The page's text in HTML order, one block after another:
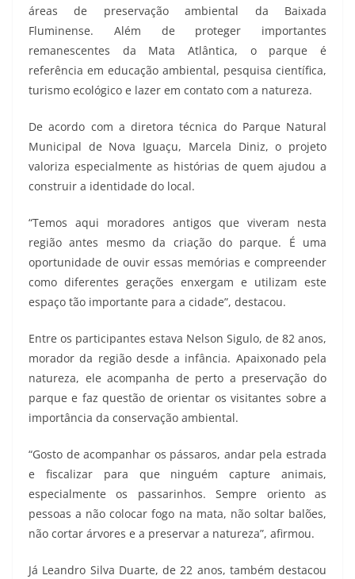
áreas de preservação ambiental da Baixada
Fluminense. Além de proteger importantes
remanescentes da Mata Atlântica, o parque é
referência em educação ambiental, pesquisa científica,
turismo ecológico e lazer em contato com a natureza.
De acordo com a diretora técnica do Parque Natural
Municipal de Nova Iguaçu, Marcela Diniz, o projeto
valoriza especialmente as histórias de quem ajudou a
construir a identidade do local.
“Temos aqui moradores antigos que viveram nesta
região antes mesmo da criação do parque. É uma
oportunidade de ouvir essas memórias e compreender
como diferentes gerações enxergam e utilizam este
espaço tão importante para a cidade”, destacou.
Entre os participantes estava Nelson Sigulo, de 82 anos,
morador da região desde a infância. Apaixonado pela
natureza, ele acompanha de perto a preservação do
parque e faz questão de orientar os visitantes sobre a
importância da conservação ambiental.
“Gosto de acompanhar os pássaros, andar pela estrada
e fiscalizar para que ninguém capture animais,
especialmente os passarinhos. Sempre oriento as
pessoas a não colocar fogo na mata, não soltar balões,
não cortar árvores e a preservar a natureza”, afirmou.
Já Leandro Silva Duarte, de 22 anos, também destacou